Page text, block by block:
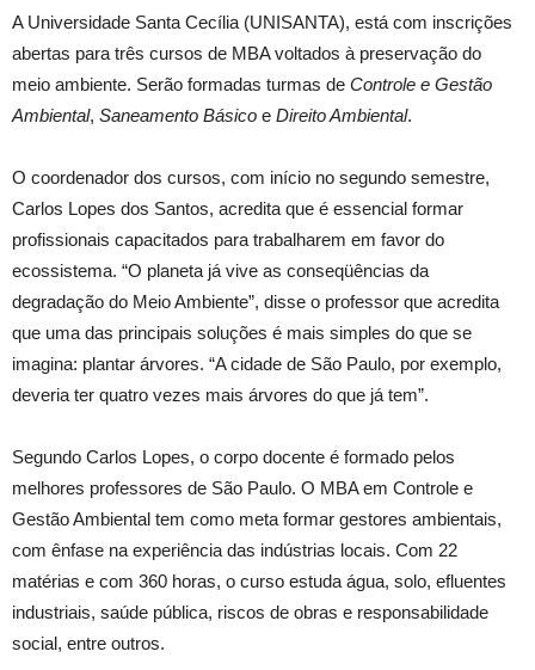
A Universidade Santa Cecília (UNISANTA), está com inscrições
abertas para três cursos de MBA voltados à preservação do
meio ambiente. Serão formadas turmas de Controle e Gestão
Ambiental, Saneamento Básico e Direito Ambiental.
O coordenador dos cursos, com início no segundo semestre,
Carlos Lopes dos Santos, acredita que é essencial formar
profissionais capacitados para trabalharem em favor do
ecossistema. “O planeta já vive as conseqüências da
degradação do Meio Ambiente”, disse o professor que acredita
que uma das principais soluções é mais simples do que se
imagina: plantar árvores. “A cidade de São Paulo, por exemplo,
deveria ter quatro vezes mais árvores do que já tem”.
Segundo Carlos Lopes, o corpo docente é formado pelos
melhores professores de São Paulo. O MBA em Controle e
Gestão Ambiental tem como meta formar gestores ambientais,
com ênfase na experiência das indústrias locais. Com 22
matérias e com 360 horas, o curso estuda água, solo, efluentes
industriais, saúde pública, riscos de obras e responsabilidade
social, entre outros.